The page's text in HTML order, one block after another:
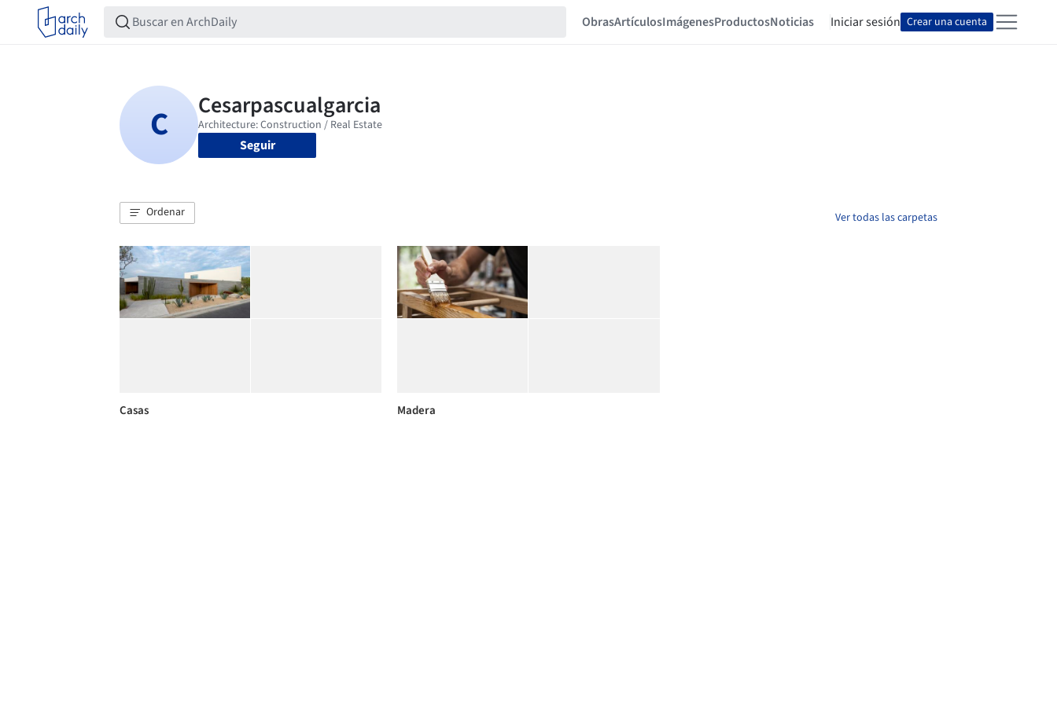
ObrasArtículosImágenesProductosNoticias Iniciar sesión Crear una cuenta
Seguir
Ordenar Ver todas las carpetas
Casas Madera